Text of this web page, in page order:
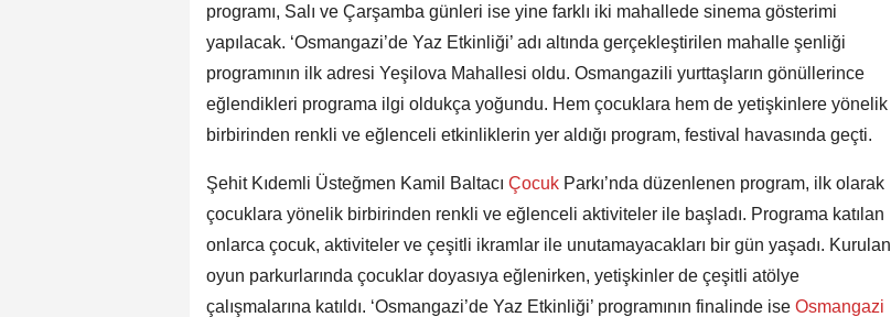
programı, Salı ve Çarşamba günleri ise yine farklı iki mahallede sinema gösterimi
yapılacak. ‘Osmangazi’de Yaz Etkinliği’ adı altında gerçekleştirilen mahalle şenliği
programının ilk adresi Yeşilova Mahallesi oldu. Osmangazili yurttaşların gönüllerince
eğlendikleri programa ilgi oldukça yoğundu. Hem çocuklara hem de yetişkinlere yönelik
birbirinden renkli ve eğlenceli etkinliklerin yer aldığı program, festival havasında geçti.
Şehit Kıdemli Üsteğmen Kamil Baltacı Çocuk Parkı’nda düzenlenen program, ilk olarak
çocuklara yönelik birbirinden renkli ve eğlenceli aktiviteler ile başladı. Programa katılan
onlarca çocuk, aktiviteler ve çeşitli ikramlar ile unutamayacakları bir gün yaşadı. Kurulan
oyun parkurlarında çocuklar doyasıya eğlenirken, yetişkinler de çeşitli atölye
çalışmalarına katıldı. ‘Osmangazi’de Yaz Etkinliği’ programının finalinde ise Osmangazi